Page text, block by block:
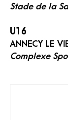
Stade de la
U16
ANNECY LE
Complexe